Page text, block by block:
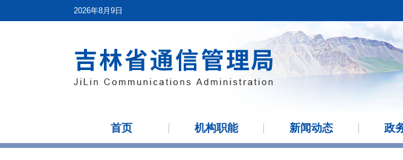
2026年8月9日
首页 机构职能 新闻动态 政